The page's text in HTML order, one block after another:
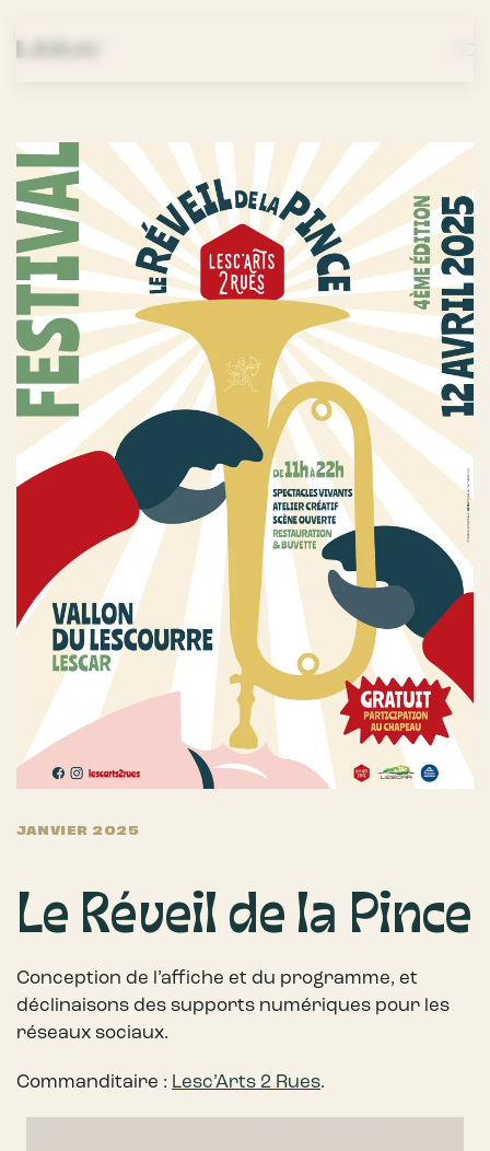
JANVIER 2025
Le Réveil de la Pince
Conception de l’affiche et du programme, et
déclinaisons des supports numériques pour les
réseaux sociaux.
Commanditaire : Lesc’Arts 2 Rues.